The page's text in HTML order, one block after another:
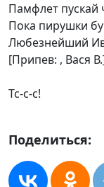
Памфлет пускай
Пока пирушки
Любезнейший
[Припев: , Вася
Тс-с-с!
Поделиться: